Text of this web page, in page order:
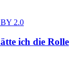
2.0
ich die Rolle